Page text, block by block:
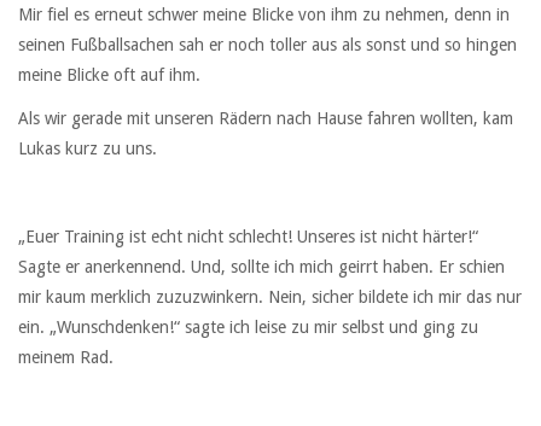
Mir fiel es erneut schwer meine Blicke von ihm zu nehmen, denn in
seinen Fußballsachen sah er noch toller aus als sonst und so hingen
meine Blicke oft auf ihm.
Als wir gerade mit unseren Rädern nach Hause fahren wollten, kam
Lukas kurz zu uns.
„Euer Training ist echt nicht schlecht! Unseres ist nicht härter!“
Sagte er anerkennend. Und, sollte ich mich geirrt haben. Er schien
mir kaum merklich zuzuzwinkern. Nein, sicher bildete ich mir das nur
ein. „Wunschdenken!“ sagte ich leise zu mir selbst und ging zu
meinem Rad.